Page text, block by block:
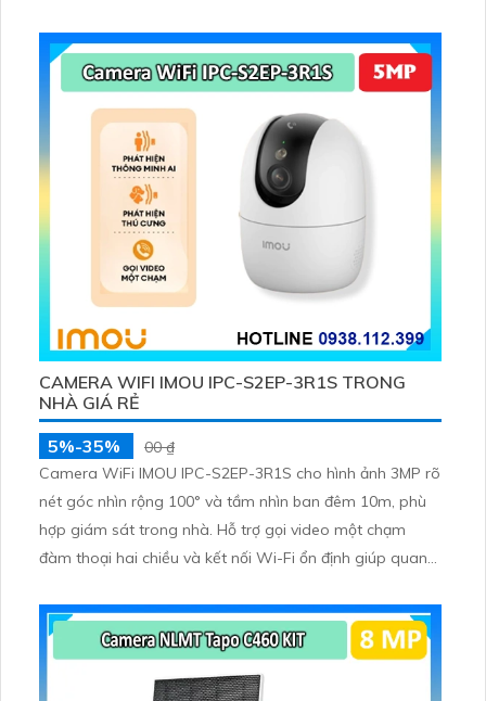
thẻ microSD lên đến 512GB
CAMERA WIFI IMOU IPC-S2EP-3R1S TRONG
NHÀ GIÁ RẺ
5%-35%
00 ₫
Camera WiFi IMOU IPC-S2EP-3R1S cho hình ảnh 3MP rõ
nét góc nhìn rộng 100° và tầm nhìn ban đêm 10m, phù
hợp giám sát trong nhà. Hỗ trợ gọi video một chạm
đàm thoại hai chiều và kết nối Wi-Fi ổn định giúp quan
256GB hoặc lưu đám mây dễ lắp đặt cho gia đình và văn
phòng nhỏ.